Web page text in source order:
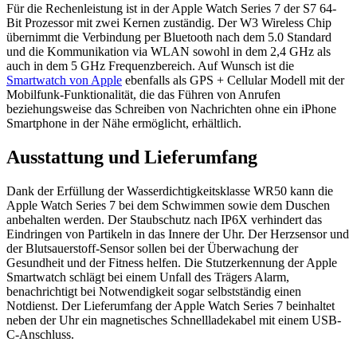
Für die Rechenleistung ist in der Apple Watch Series 7 der S7 64-
Bit Prozessor mit zwei Kernen zuständig. Der W3 Wireless Chip
übernimmt die Verbindung per Bluetooth nach dem 5.0 Standard
und die Kommunikation via WLAN sowohl in dem 2,4 GHz als
auch in dem 5 GHz Frequenzbereich. Auf Wunsch ist die
Smartwatch von Apple ebenfalls als GPS + Cellular Modell mit der
Mobilfunk-Funktionalität, die das Führen von Anrufen
beziehungsweise das Schreiben von Nachrichten ohne ein iPhone
Smartphone in der Nähe ermöglicht, erhältlich.
Ausstattung und Lieferumfang
Dank der Erfüllung der Wasserdichtigkeitsklasse WR50 kann die
Apple Watch Series 7 bei dem Schwimmen sowie dem Duschen
anbehalten werden. Der Staubschutz nach IP6X verhindert das
Eindringen von Partikeln in das Innere der Uhr. Der Herzsensor und
der Blutsauerstoff-Sensor sollen bei der Überwachung der
Gesundheit und der Fitness helfen. Die Stutzerkennung der Apple
Smartwatch schlägt bei einem Unfall des Trägers Alarm,
benachrichtigt bei Notwendigkeit sogar selbstständig einen
Notdienst. Der Lieferumfang der Apple Watch Series 7 beinhaltet
neben der Uhr ein magnetisches Schnellladekabel mit einem USB-
C-Anschluss.